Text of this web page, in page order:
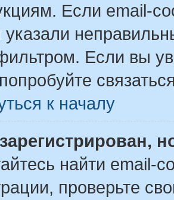
Если email-
указали
Если вы
к началу
найти email-
проверьте